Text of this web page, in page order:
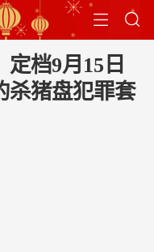
 
档9月15日
杀猪盘犯罪套